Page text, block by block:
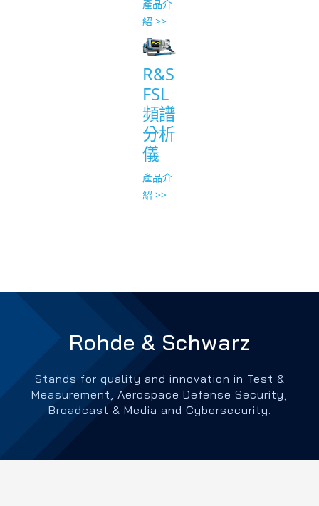
產品介
紹 >>
R&S
FSL
頻譜
分析
儀
產品介
紹 >>
Rohde & Schwarz
Stands for quality and innovation in Test &
Measurement, Aerospace Defense Security,
Broadcast & Media and Cybersecurity.